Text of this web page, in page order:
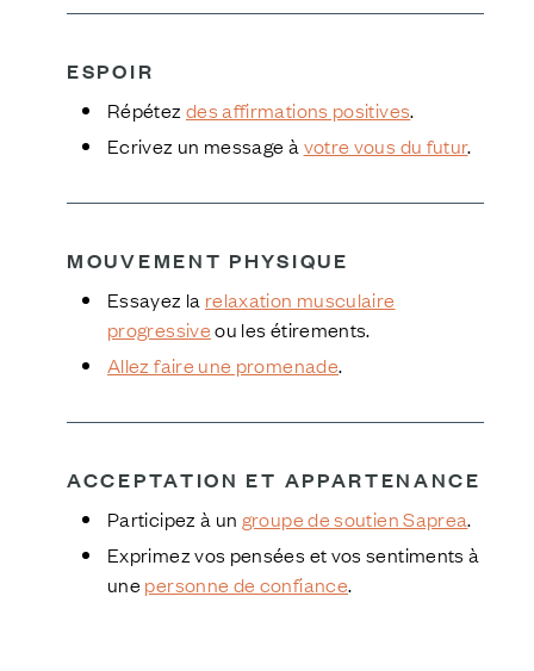
ESPOIR
Répétez des affirmations positives.
Ecrivez un message àvotre vous du futur.
MOUVEMENT PHYSIQUE
Essayez la relaxation musculaire
progressiveou les étirements.
Allez faire une promenade.
ACCEPTATION ET APPARTENANCE
Participez à un groupe de soutien Saprea.
Exprimez vos pensées et vos sentiments à
unepersonne de confiance.